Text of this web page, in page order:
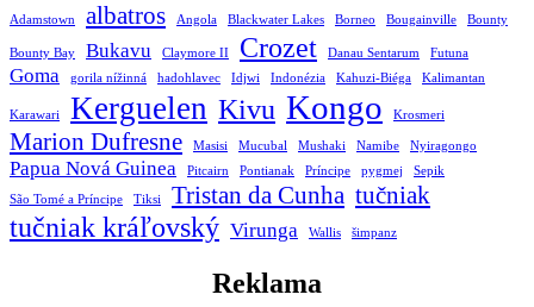
Adamstown albatros Angola Blackwater Lakes Borneo Bougainville Bounty
Bounty Bay Bukavu Claymore II Crozet Danau Sentarum Futuna
Goma gorila nížinná hadohlavec Idjwi Indonézia Kahuzi-Biéga Kalimantan
Karawari Kerguelen Kivu Kongo Krosmeri
Marion Dufresne Masisi Mucubal Mushaki Namibe Nyiragongo
Papua Nová Guinea Pitcairn Pontianak Príncipe pygmej Sepik
São Tomé a Príncipe Tiksi Tristan da Cunha tučniak
tučniak kráľovský Virunga Wallis šimpanz
Reklama